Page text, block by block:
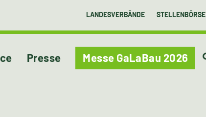
LANDESVERBÄNDE STELLENBÖRSE
Presse Messe GaLaBau 2026